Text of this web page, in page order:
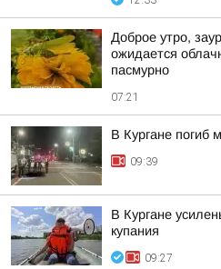
Доброе утро,
ожидается
пасмурно
07:21
В Кургане погиб
09:39
В Кургане
купания
09:27